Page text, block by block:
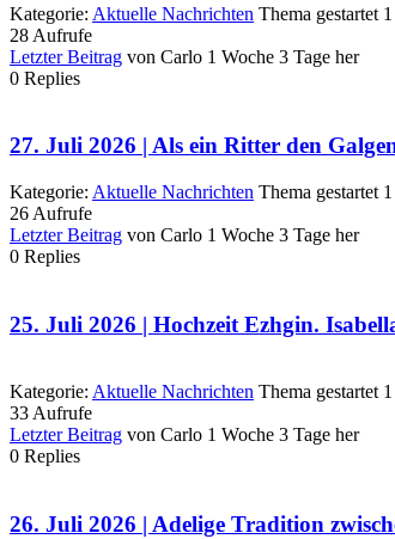
Kategorie: Aktuelle Nachrichten Thema gestartet
28 Aufrufe
Letzter Beitrag von Carlo 1 Woche 3 Tage her
0 Replies
27. Juli 2026 | Als ein Ritter den
Kategorie: Aktuelle Nachrichten Thema gestartet
26 Aufrufe
Letzter Beitrag von Carlo 1 Woche 3 Tage her
0 Replies
25. Juli 2026 | Hochzeit Ezhgin.
Kategorie: Aktuelle Nachrichten Thema gestartet
33 Aufrufe
Letzter Beitrag von Carlo 1 Woche 3 Tage her
0 Replies
26. Juli 2026 | Adelige Tradition